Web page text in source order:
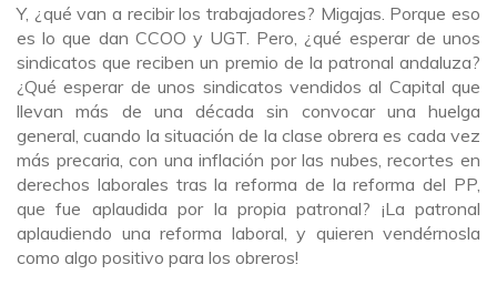
Y, ¿qué van a recibir los trabajadores? Migajas. Porque eso
es lo que dan CCOO y UGT. Pero, ¿qué esperar de unos
sindicatos que reciben un premio de la patronal andaluza?
¿Qué esperar de unos sindicatos vendidos al Capital que
llevan más de una década sin convocar una huelga
general, cuando la situación de la clase obrera es cada vez
más precaria, con una inflación por las nubes, recortes en
derechos laborales tras la reforma de la reforma del PP,
que fue aplaudida por la propia patronal? ¡La patronal
aplaudiendo una reforma laboral, y quieren vendérnosla
como algo positivo para los obreros!